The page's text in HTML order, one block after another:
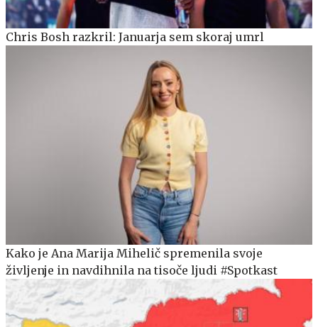
Chris Bosh razkril: Januarja sem skoraj umrl
Kako je Ana Marija Mihelič spremenila svoje
življenje in navdihnila na tisoče ljudi #Spotkast